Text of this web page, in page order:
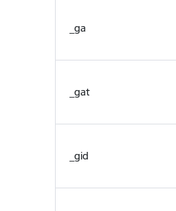
_ga
_gat
_gid